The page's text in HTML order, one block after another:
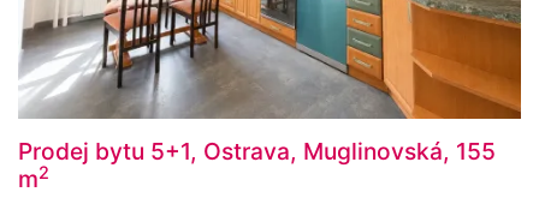
Prodej bytu 5+1, Ostrava, Muglinovská, 155
m2